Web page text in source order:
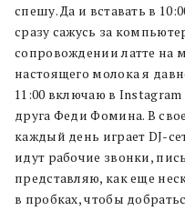
спешу. Да и вставать в
сразу сажусь за
сопровождении латте на
настоящего молока я
11:00 включаю в
друга Феди Фомина. В
каждый день играет DJ-
идут рабочие звонки,
представляю, как еще
в пробках, чтобы